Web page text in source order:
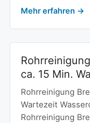
Mehr erfahren →
ca. 15 Min.
Rohrreinigung
Wartezeit
Rohrreinigung